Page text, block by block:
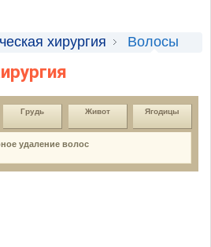
хирургия Волосы
Грудь Живот Ягодицы
удаление волос